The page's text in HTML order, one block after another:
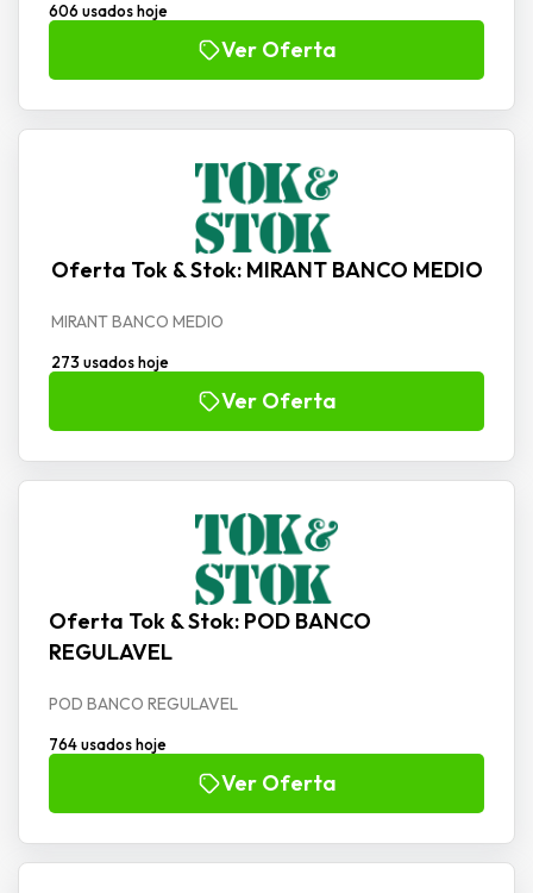
606 usados hoje
Ver Oferta
Oferta Tok & Stok: MIRANT BANCO MEDIO
MIRANT BANCO MEDIO
273 usados hoje
Ver Oferta
Oferta Tok & Stok: POD BANCO
REGULAVEL
POD BANCO REGULAVEL
764 usados hoje
Ver Oferta